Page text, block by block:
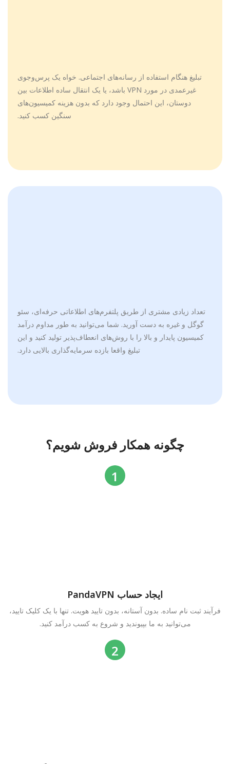
تبلیغ هنگام استفاده از رسانه‌های اجتماعی. خواه یک پرس‌وجوی
غیرعمدی در مورد VPN باشد، یا یک انتقال ساده اطلاعات بین
دوستان، این احتمال وجود دارد که بدون هزینه کمیسیون‌های
سنگین کسب کنید.
تعداد زیادی مشتری از طریق پلتفرم‌های اطلاعاتی حرفه‌ای، سئو
گوگل و غیره به دست آورید. شما می‌توانید به طور مداوم درآمد
کمیسیون پایدار و بالا را با روش‌های انعطاف‌پذیر تولید کنید و این
تبلیغ واقعا بازده سرمایه‌گذاری بالایی دارد.
چگونه همکار فروش شویم؟
ایجاد حساب PandaVPN
فرآیند ثبت نام ساده. بدون آستانه، بدون تایید هویت. تنها با یک کلیک تایید،
می‌توانید به ما بپیوندید و شروع به کسب درآمد کنید.